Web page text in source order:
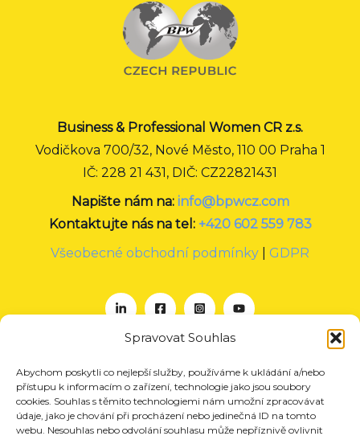
Spravovat Souhlas
Abychom poskytli co nejlepší služby, používáme k ukládání a/nebo
přístupu k informacím o zařízení, technologie jako jsou soubory
cookies. Souhlas s těmito technologiemi nám umožní zpracovávat
údaje, jako je chování při procházení nebo jedinečná ID na tomto
webu. Nesouhlas nebo odvolání souhlasu může nepříznivě ovlivnit
Business & Professional Women CR z.s.
Vodičkova 700/32, Nové Město, 110 00 Praha 1
IČ: 228 21 431, DIČ: CZ22821431
Napište nám na: info@bpwcz.com
Kontaktujte nás na tel: +420 602 559 783
Všeobecné obchodní podmínky
GDPR
O nás
Projekty
Členství